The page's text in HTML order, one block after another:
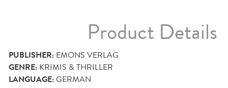
Product Details
PUBLISHER: EMONS VERLAG
GENRE: KRIMIS & THRILLER
LANGUAGE:GERMAN